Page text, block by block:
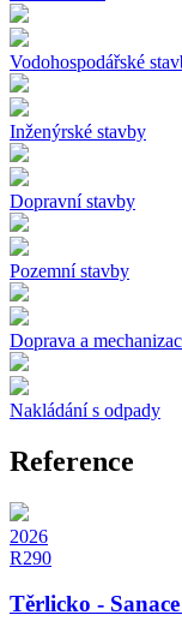
Vodohospodářské
Inženýrské stavby
Dopravní stavby
Pozemní stavby
Doprava a
Nakládání s odpady
Reference
2026
R290
Těrlicko -